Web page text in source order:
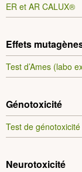
ER et AR CALUX®
Effets
Test d’Ames (labo
Génotoxicité
Test de
Neurotoxicité